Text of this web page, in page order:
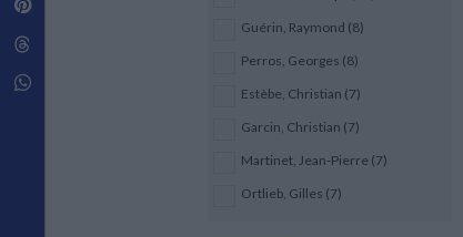
Vie familiale
SOCIOLOGIE
Travail social
Santé et société
ETHNOLOGIE
Anthropologie
Matériaux de l’architecture
Urbanisme
Disciplines paramédicales
Guérin, Raymond (8)
Perros, Georges (8)
Estèbe, Christian (7)
Garcin, Christian (7)
Martinet, Jean-Pierre (7)
Ortlieb, Gilles (7)